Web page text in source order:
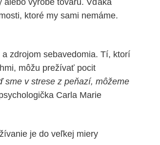
alebo výrobe tovaru. Vďaka
ktoré my sami nemáme.
zdrojom sebavedomia. Tí, ktorí
môžu prežívať pocit
sme v strese z peňazí, môžeme
Carla Marie
je do veľkej miery